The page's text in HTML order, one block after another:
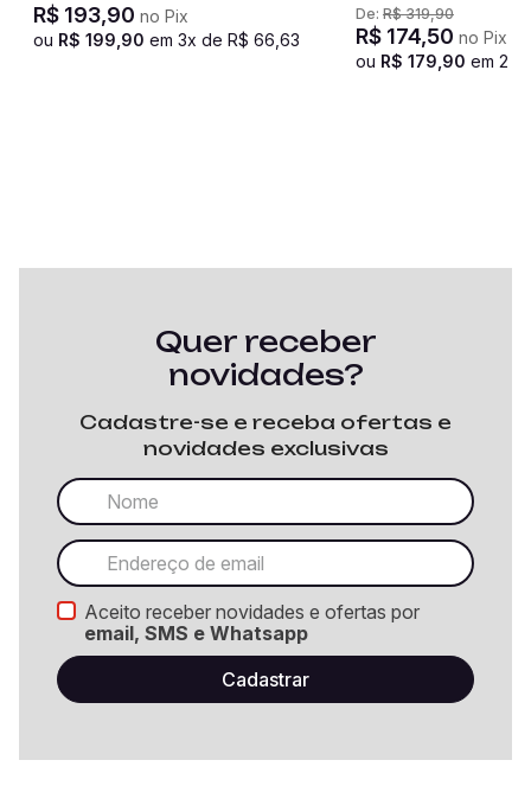
R$ 193,90 no Pix
ou R$ 199 90 em 3x de R$ 66 63
De: R$ 319,90
R$ 174,50 no Pix
ou R$ 179 90 em 2
Quer receber
novidades?
Cadastre-se e receba ofertas e
novidades exclusivas
Aceito receber novidades e ofertas por
email, SMS e Whatsapp